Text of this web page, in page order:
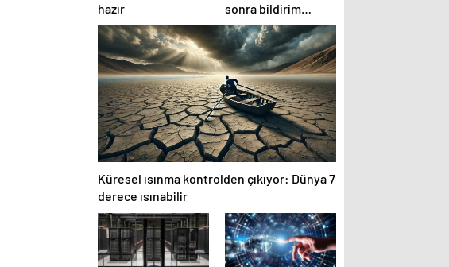
hazır
sonra bildirim
sistemi değişiyor
Küresel ısınma kontrolden çıkıyor: Dünya 7
derece ısınabilir